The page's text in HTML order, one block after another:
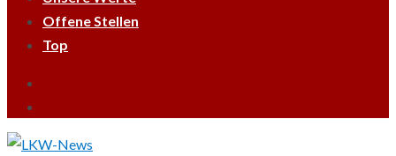
Offene Stellen
Top